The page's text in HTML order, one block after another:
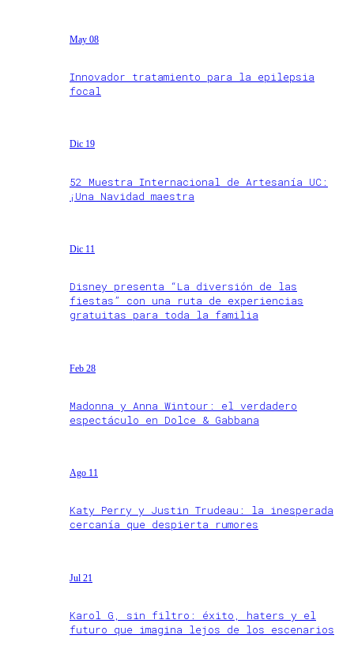
May 08
Innovador tratamiento para la epilepsia
focal
Dic 19
52 Muestra Internacional de Artesanía UC:
¡Una Navidad maestra
Dic 11
Disney presenta “La diversión de las
fiestas” con una ruta de experiencias
gratuitas para toda la familia
Feb 28
Madonna y Anna Wintour: el verdadero
espectáculo en Dolce & Gabbana
Ago 11
Katy Perry y Justin Trudeau: la inesperada
cercanía que despierta rumores
Jul 21
Karol G, sin filtro: éxito, haters y el
futuro que imagina lejos de los escenarios